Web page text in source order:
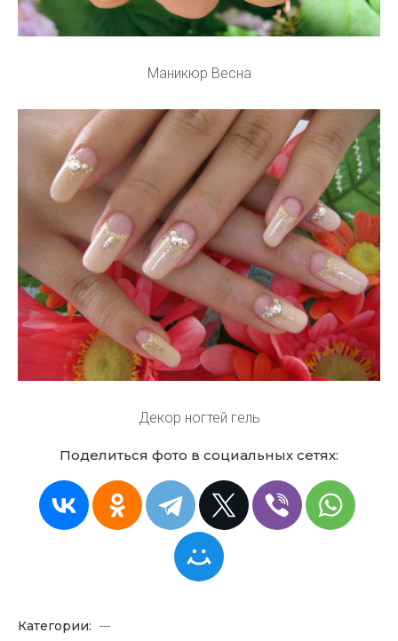
Маникюр Весна
Декор ногтей гель
Поделиться фото в социальных сетях:
Категории: ---